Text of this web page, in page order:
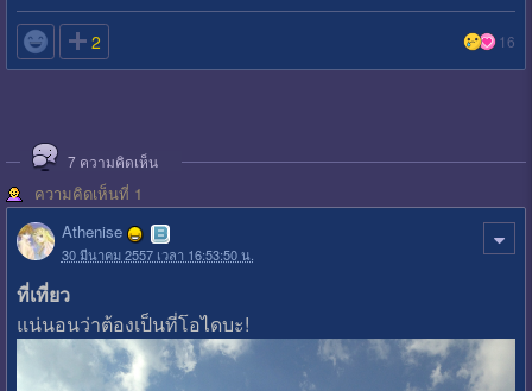
 2 16
7 ความคิดเห็น
ความคิดเห็นที่ 1
Athenise
30 มีนาคม 2557 เวลา 16:53:50 น.
ที่เที่ยว
แน่นอนว่าต้องเป็นที่โอไดบะ!